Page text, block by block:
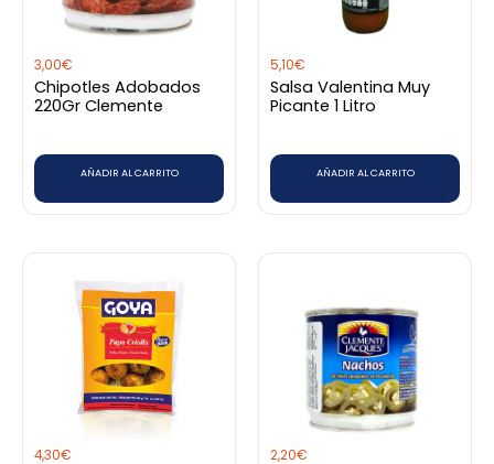
3,00€
Chipotles Adobados
220Gr Clemente
AÑADIR AL CARRITO
5,10€
Salsa Valentina Muy
Picante 1 Litro
AÑADIR AL CARRITO
4,30€ 2,20€